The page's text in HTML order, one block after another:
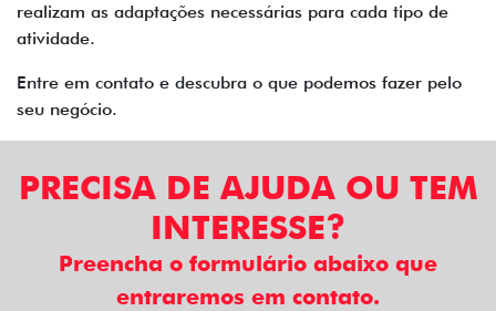
realizam as adaptações necessárias para cada tipo de
atividade.
Entre em contato e descubra o que podemos fazer pelo
seu negócio.
PRECISA DE AJUDA OU TEM
INTERESSE?
Preencha o formulário abaixo que
entraremos em contato.